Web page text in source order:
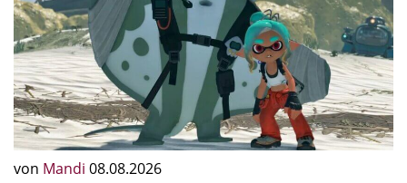
von Mandi 08.08.2026